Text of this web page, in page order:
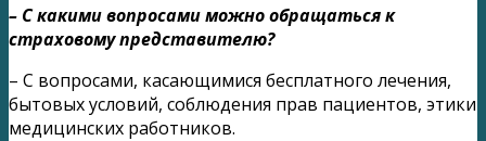
– С какими вопросами можно обращаться к
страховому представителю?
– С вопросами, касающимися бесплатного лечения,
бытовых условий, соблюдения прав пациентов, этики
медицинских работников.